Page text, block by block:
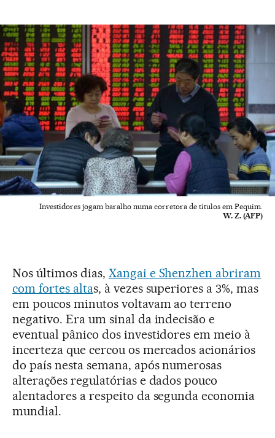
Investidores jogam baralho numa corretora de títulos em Pequim.
W. Z. (AFP)
Nos últimos dias, Xangai e Shenzhen abriram
com fortes altas, à vezes superiores a 3%, mas
em poucos minutos voltavam ao terreno
negativo. Era um sinal da indecisão e
eventual pânico dos investidores em meio à
incerteza que cercou os mercados acionários
do país nesta semana, após numerosas
alterações regulatórias e dados pouco
alentadores a respeito da segunda economia
mundial.